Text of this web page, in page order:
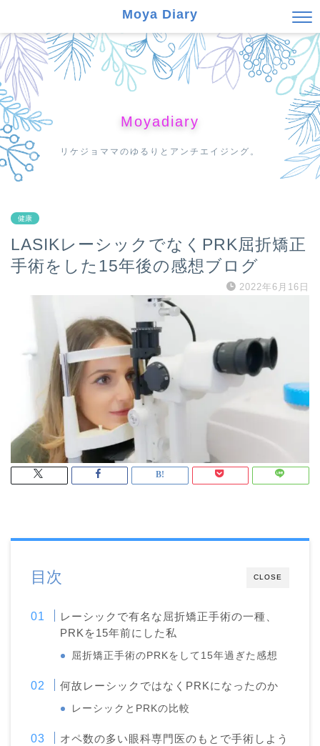
Moya Diary
Moyadiary
リケジョママのゆるりとアンチエイジング。
健康
LASIKレーシックでなくPRK屈折矯正
手術をした15年後の感想ブログ
2022年6月16日
CLOSE
目次
レーシックで有名な屈折矯正手術の一種、
PRKを15年前にした私
屈折矯正手術のPRKをして15年過ぎた感想
何故レーシックではなくPRKになったのか
レーシックとPRKの比較
オペ数の多い眼科専門医のもとで手術しよう